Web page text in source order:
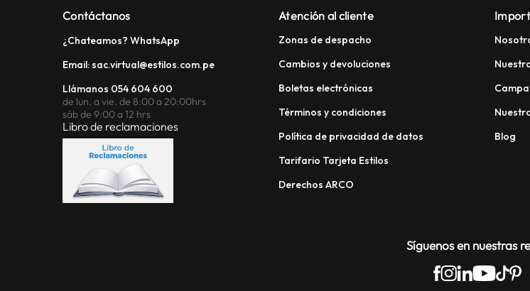
Contáctanos
¿Chateamos? WhatsApp
Email: sac.virtual@estilos.com.pe
Llámanos 054 604 600
de lun. a vie. de 8:00 a 20:00hrs
sáb de 9:00 a 12 hrs
Libro de reclamaciones
Atención al cliente
Zonas de despacho
Cambios y devoluciones
Boletas electrónicas
Términos y condiciones
Política de privacidad de datos
Tarifario Tarjeta Estilos
Derechos ARCO
Blog
Síguenos en nuestras